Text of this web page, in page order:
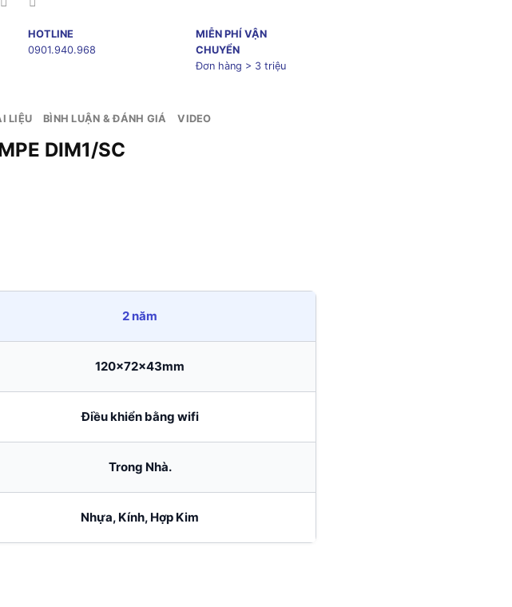
HOTLINE
0901.940.968
MIỄN PHÍ VẬN
CHUYỂN
Đơn hàng > 3 triệu
LIỆU BÌNH LUẬN & ĐÁNH GIÁ VIDEO
Khiển Wifi MPE DIM1/SC
2 năm
120x72x43mm
Điều khiển bằng wifi
Trong Nhà.
Nhựa, Kính, Hợp Kim